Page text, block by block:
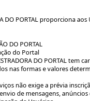
DO PORTAL proporciona
DO PORTAL
do Portal
DO PORTAL tem
nas formas e valores
não exige a prévia
de mensagens,